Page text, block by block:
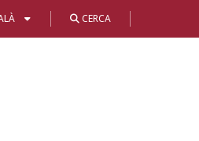
CERCA